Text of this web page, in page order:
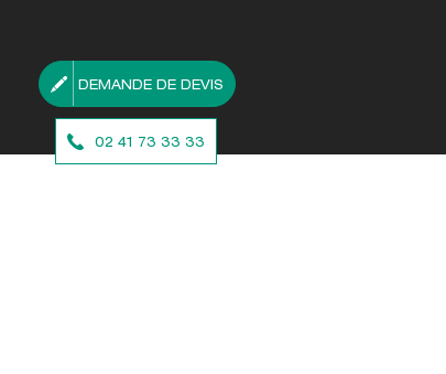
DEMANDE DE DEVIS
02 41 73 33 33